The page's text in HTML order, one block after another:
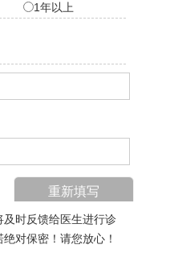
1年以上
时反馈给医生进行诊
对保密！请您放心！